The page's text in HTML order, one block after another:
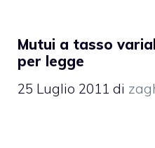
Mutui a tasso
per legge
25 Luglio 2011 di